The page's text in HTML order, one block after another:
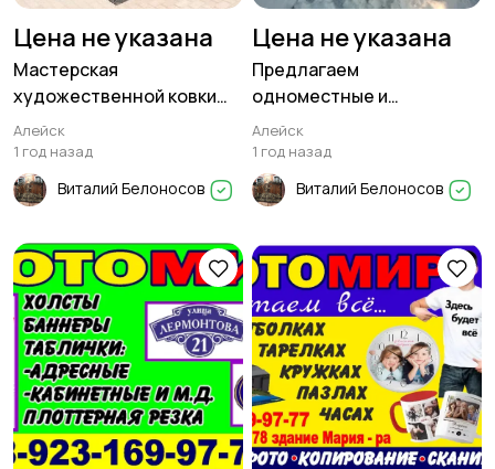
Цена не указана
Мастерская
художественной ковки
ЗОДЧИЙ изготовит
Алейск
1 год назад
Виталий Белоносов
Цена не указана
Предлагаем
одноместные и
двухместные сиденья
для саней
Алейск
1 год назад
Виталий Белоносов